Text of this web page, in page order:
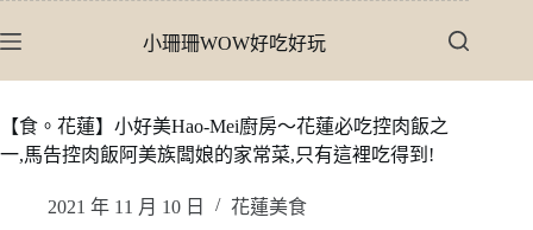
至
內
容
小珊珊WOW好吃好玩
【食。花蓮】小好美Hao-Mei廚房〜花蓮必吃控肉飯之
一,馬告控肉飯阿美族闆娘的家常菜,只有這裡吃得到!
2021 年 11 月 10 日 花蓮美食